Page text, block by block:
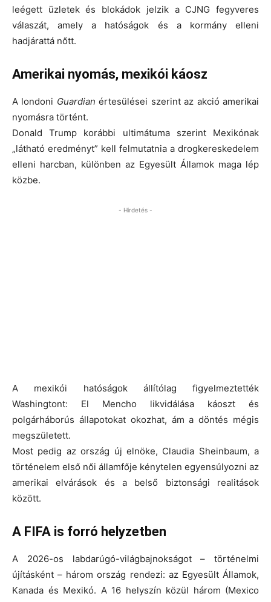
leégett üzletek és blokádok jelzik a CJNG fegyveres
válaszát, amely a hatóságok és a kormány elleni
hadjárattá nőtt.
Amerikai nyomás, mexikói káosz
A londoni Guardian értesülései szerint az akcióamerikai
nyomásra történt.
Donald Trump korábbi ultimátuma szerint Mexikónak
„látható eredményt” kell felmutatnia a drogkereskedelem
elleni harcban, különben az Egyesült Államok maga lép
közbe.
- Hirdetés -
A mexikói hatóságok állítólag figyelmeztették
Washingtont: El Mencho likvidálása káoszt és
polgárháborús állapotokat okozhat, ám a döntés mégis
megszületett.
Most pedig az ország új elnöke, Claudia Sheinbaum, a
történelem első női államfője kénytelen egyensúlyozni az
amerikai elvárások és a belső biztonsági realitások
között.
A FIFA is forró helyzetben
A 2026-os labdarúgó-világbajnokságot– történelmi
újításként – három ország rendezi: az Egyesült Államok,
Kanada és Mexikó. A 16 helyszín közül három (Mexico